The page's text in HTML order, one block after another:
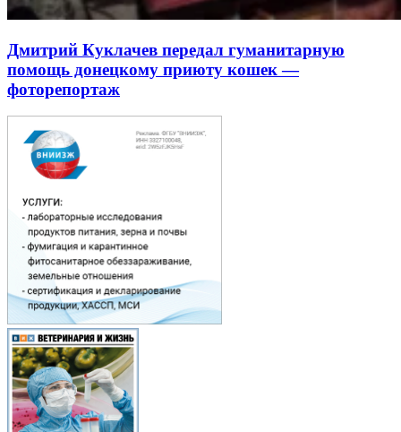
Дмитрий Куклачев передал гуманитарную
помощь донецкому приюту кошек —
фоторепортаж